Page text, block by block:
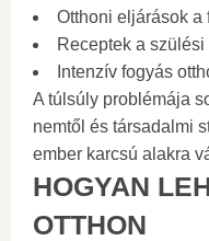
Otthoni eljárások a
Receptek a
Intenzív fogyás
A túlsúly problémája
nemtől és társadalmi
ember karcsú alakra
HOGYAN
OTTHON